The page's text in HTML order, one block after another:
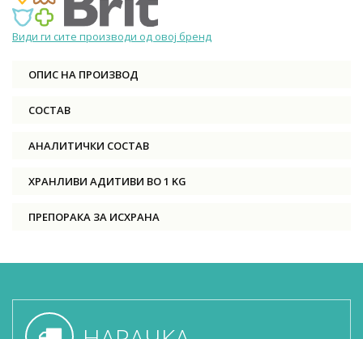
Види ги сите производи од овој бренд
ОПИС НА ПРОИЗВОД
СОСТАВ
АНАЛИТИЧКИ СОСТАВ
ХРАНЛИВИ АДИТИВИ ВО 1 KG
ПРЕПОРАКА ЗА ИСХРАНА